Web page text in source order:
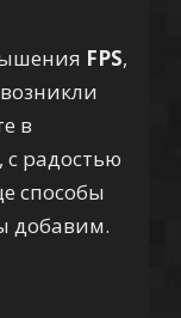
FPS,
в
с радостью
способы
добавим.